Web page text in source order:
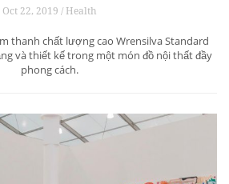
Oct 22, 2019 / Health
thanh chất lượng cao Wrensilva Standard
và thiết kế trong một món đồ nội thất đầy
phong cách.